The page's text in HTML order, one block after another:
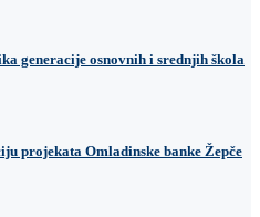
generacije osnovnih i srednjih škola
projekata Omladinske banke Žepče